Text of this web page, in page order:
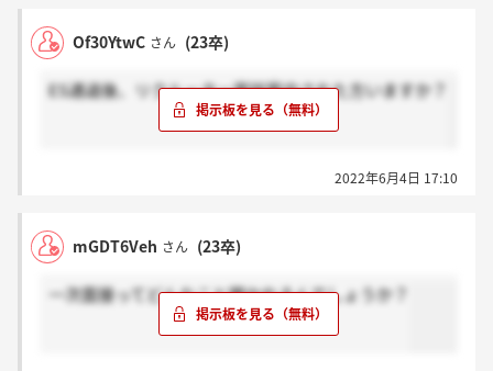
Of30YtwC さん (23卒)
ES通過後、リクルーター面談案内された方いますか？
2022年6月4日 17:10
mGDT6Veh さん (23卒)
一次面接ってどんなこと聞かれるんでしょうか？